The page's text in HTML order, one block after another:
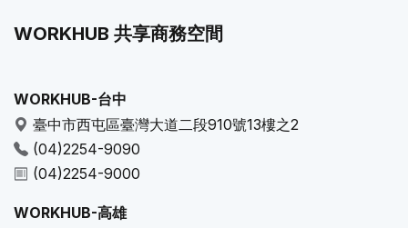
WORKHUB 共享商務空間
WORKHUB-台中
臺中市西屯區臺灣大道二段910號13樓之2
(04)2254-9090
(04)2254-9000
WORKHUB-高雄